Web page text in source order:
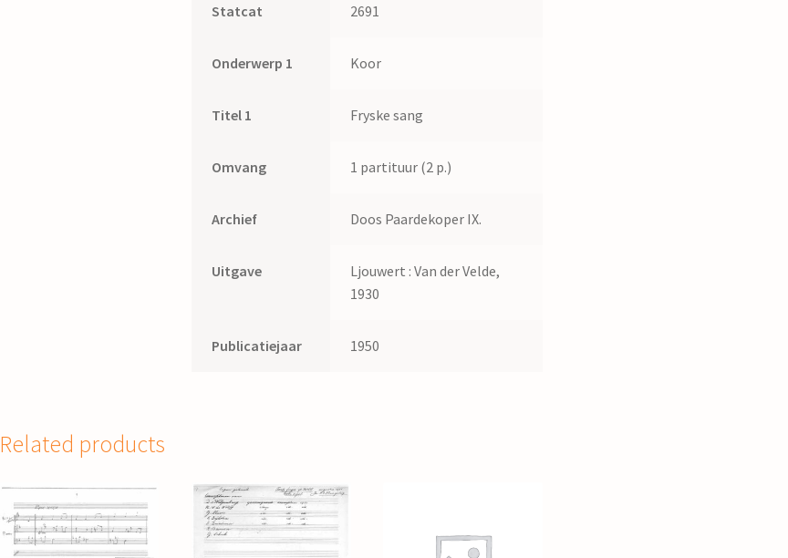
Statcat 2691
Onderwerp 1 Koor
Titel 1 Fryske sang
Omvang 1 partituur (2 p.)
Archief Doos Paardekoper IX.
Uitgave
Ljouwert : Van der Velde,
1930
Publicatiejaar 1950
Related products